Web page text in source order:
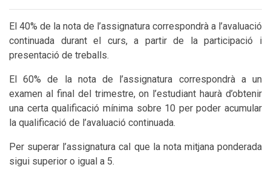
El 40% de la nota de l’assignatura correspondrà a l’avaluació
continuada durant el curs, a partir de la participació i
presentació de treballs.
El 60% de la nota de l’assignatura correspondrà a un
examen al final del trimestre, on l’estudiant haurà d’obtenir
una certa qualificació mínima sobre 10 per poder acumular
la qualificació de l’avaluació continuada.
Per superar l’assignatura cal que la nota mitjana ponderada
sigui superior o igual a 5.